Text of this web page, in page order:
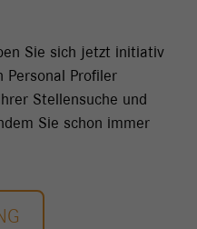
Sie sich jetzt initiativ
Personal Profiler
Stellensuche und
Sie schon immer